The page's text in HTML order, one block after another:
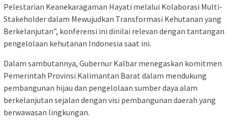
Pelestarian Keanekaragaman Hayati melalui Kolaborasi Multi-
Stakeholder dalam Mewujudkan Transformasi Kehutanan yang
Berkelanjutan”, konferensi ini dinilai relevan dengan tantangan
pengelolaan kehutanan Indonesia saat ini.
Dalam sambutannya, Gubernur Kalbar menegaskan komitmen
Pemerintah Provinsi Kalimantan Barat dalam mendukung
pembangunan hijau dan pengelolaan sumber daya alam
berkelanjutan sejalan dengan visi pembangunan daerah yang
berwawasan lingkungan.